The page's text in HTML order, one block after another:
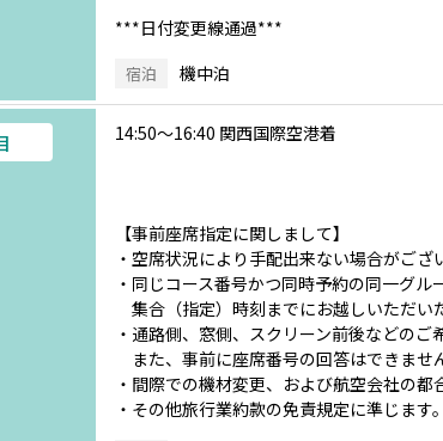
***日付変更線通過***
宿泊 機中泊
14:50～16:40 関西国際空港着
【事前座席指定に関しまして】
・空席状況により手配出来ない場合がござ
・同じコース番号かつ同時予約の同一グル
集合（指定）時刻までにお越しいただい
・通路側、窓側、スクリーン前後などのご
また、事前に座席番号の回答はできませ
・間際での機材変更、および航空会社の都
・その他旅行業約款の免責規定に準じます。